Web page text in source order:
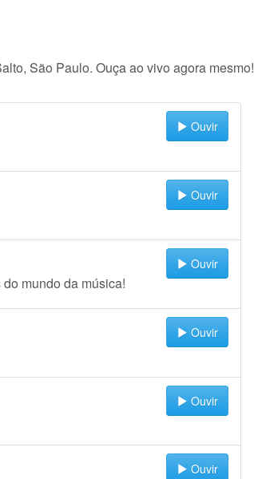
São Paulo. Ouça ao vivo agora mesmo!
Ouvir
Ouvir
Ouvir
mundo da música!
Ouvir
Ouvir
Ouvir